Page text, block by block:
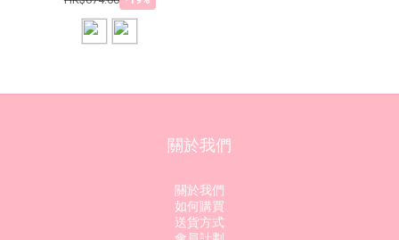
關於我們
關於我們
如何購買
送貨方式